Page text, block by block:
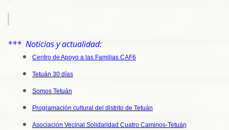
*** Noticias y actualidad:
Centro de Apoyo a las Familias CAF6
Tetuán 30 días
Somos Tetuán
Programación cultural del distrito de Tetuán
Asociación Vecinal Solidaridad Cuatro Caminos-Tetuán